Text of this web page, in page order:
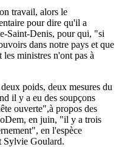
travail, alors le
pour dire qu'il a
Saint-Denis, pour qui, "si
dans notre pays et que
ministres n'ont pas à
poids, deux mesures du
il y a eu des soupçons
ouverte",à propos des
en juin, "il y a trois
en l'espèce
Sylvie Goulard.